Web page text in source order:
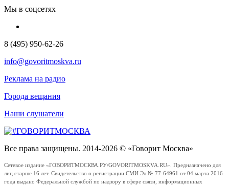
Мы в соцсетях
8 (495) 950-62-26
info@govoritmoskva.ru
Реклама на радио
Города вещания
Наши слушатели
Все права защищены. 2014-2026 © «Говорит Москва»
Сетевое издание «ГОВОРИТМОСКВА.РУ/GOVORITMOSKVA.RU». Предназначено для
лиц старше 16 лет. Свидетельство о регистрации СМИ Эл № 77-64961 от 04 марта 2016
года выдано Федеральной службой по надзору в сфере связи, информационных